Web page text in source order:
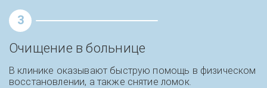
Отзыв об экстренной помощи при
алкогольном отравлении и постановке
капельницы
3
Очищение в больнице
В клинике оказывают быструю помощь в физическом
восстановлении, а также снятие ломок.